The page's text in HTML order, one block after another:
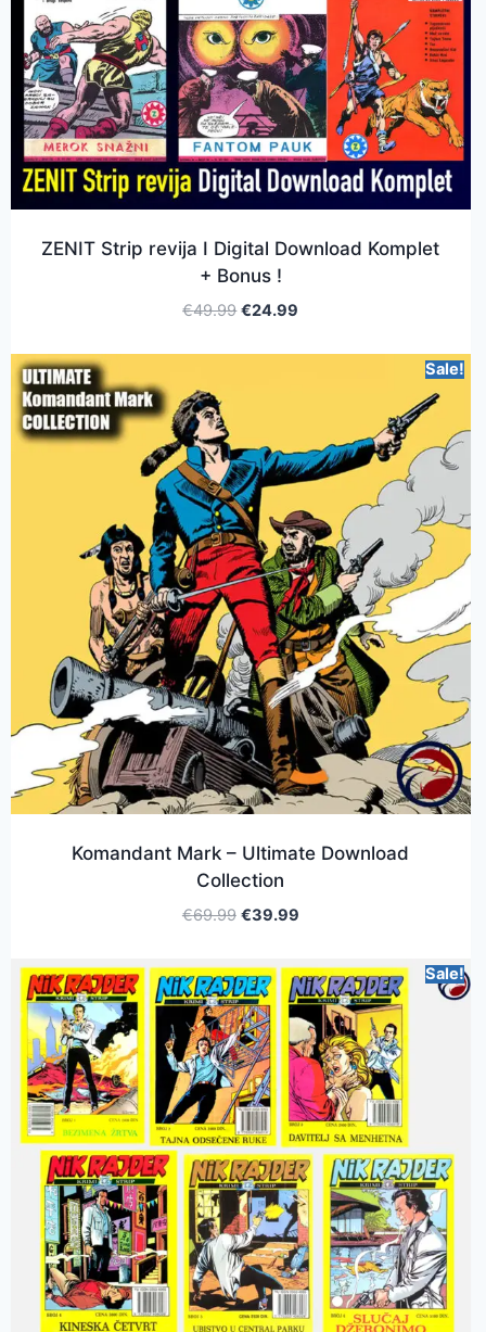
ZENIT Strip revija I Digital Download Komplet
+ Bonus !
€49.99 €24.99
Sale!
Komandant Mark – Ultimate Download
Collection
€69.99 €39.99
Sale!